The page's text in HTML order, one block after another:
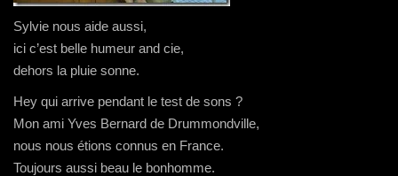
Sylvie nous aide aussi,
ici c’est belle humeur and cie,
dehors la pluie sonne.
Hey qui arrive pendant le test de sons ?
Mon ami Yves Bernard de Drummondville,
nous nous étions connus en France.
Toujours aussi beau le bonhomme.